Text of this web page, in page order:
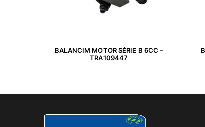
BALANCIM MOTOR SÉRIE B 6CC –
TRA109447